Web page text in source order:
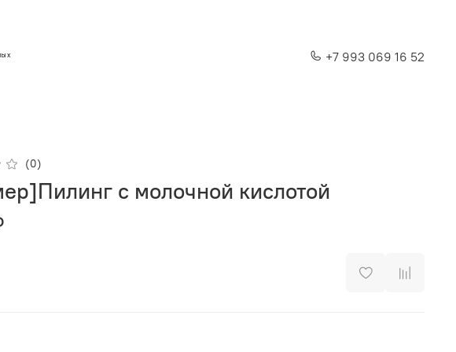
+7 993 069 16 52
(0)
с молочной кислотой